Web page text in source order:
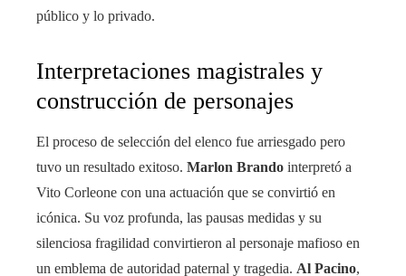
público y lo privado.
Interpretaciones magistrales y
construcción de personajes
El proceso de selección del elenco fue arriesgado pero
tuvo un resultado exitoso. Marlon Brando interpretó a
Vito Corleone con una actuación que se convirtió en
icónica. Su voz profunda, las pausas medidas y su
silenciosa fragilidad convirtieron al personaje mafioso en
un emblema de autoridad paternal y tragedia. Al Pacino,